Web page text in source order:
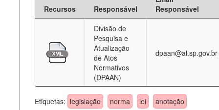
Deputados Estaduais
Legislação
Perguntas frequentes
Recursos Responsável
Responsável
Divisão de
Pesquisa e
Atualização
de Atos
Normativos
(DPAAN)
dpaan@al.sp.gov.br
Etiquetas: legislação norma lei anotação